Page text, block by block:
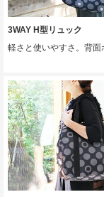
3WAY H型リュック
軽さと使いやすさ。背面